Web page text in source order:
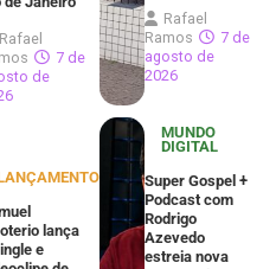
Rafael
7 de
de
Rafael
Ramos
7 de
agosto de
2026
lança
e
MUNDO
DIGITAL
Super Gospel +
Podcast com
Rodrigo
Azevedo
estreia nova